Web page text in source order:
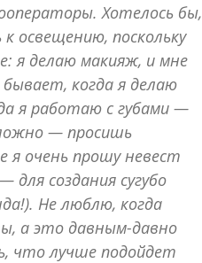
Хотелось бы,
освещению, поскольку
я делаю макияж, и мне
когда я делаю
я работаю с губами —
— просишь
я очень прошу невест
создания сугубо
Не люблю, когда
а это давным-давно
что лучше подойдет